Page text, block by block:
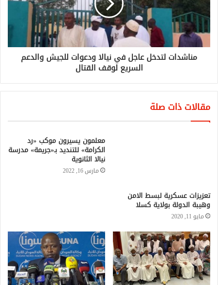
مناشدات لتدخل عاجل في نيالا ودعوات للجيش والدعم
السريع لوقف القتال
مقالات ذات صلة
معلمون يسيرون موكب «رد
الكرامة» للتنديد بـ«جريمة» مدرسة
نيالا الثانوية
مارس 16, 2022
اتفاق الحرية والتغيير والأمة
والجبهة الثورية على هيكلة من
3 مستويات
يوليو 11, 2021
الهادي ادريس: الأزمة السياسية
عطلت مجالس السيادة والأمن
والبرلمان
أكتوبر 4, 2021